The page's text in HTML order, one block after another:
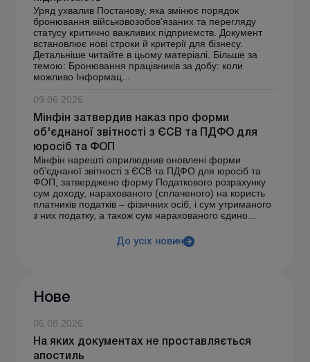
Уряд ухвалив Постанову, яка змінює порядок
бронювання військовозобов’язаних та перегляду
статусу критично важливих підприємств. Документ
встановлює нові строки й критерії для бізнесу.
Детальніше читайте в цьому матеріалі. Більше за
темою: Бронювання працівників за добу: коли
можливо Інформац...
09.06.2026
Мінфін затвердив наказ про форми
об'єднаної звітності з ЄСВ та ПДФО для
юросіб та ФОП
Мінфін нарешті оприлюднив оновлені форми
об’єднаної звітності з ЄСВ та ПДФО для юросіб та
ФОП, затверджено форму Податкового розрахунку
сум доходу, нарахованого (сплаченого) на користь
платників податків – фізичних осіб, і сум утриманого
з них податку, а також сум нарахованого єдино...
До усіх новин
Нове
06.08.2026
На яких документах не проставляється
апостиль